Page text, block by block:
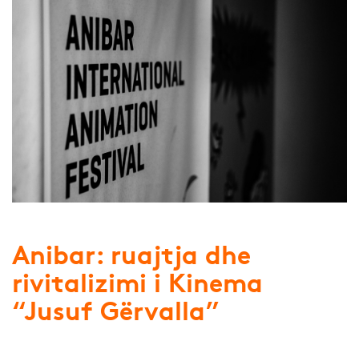
Anibar: ruajtja dhe
rivitalizimi i Kinema
“Jusuf Gërvalla”